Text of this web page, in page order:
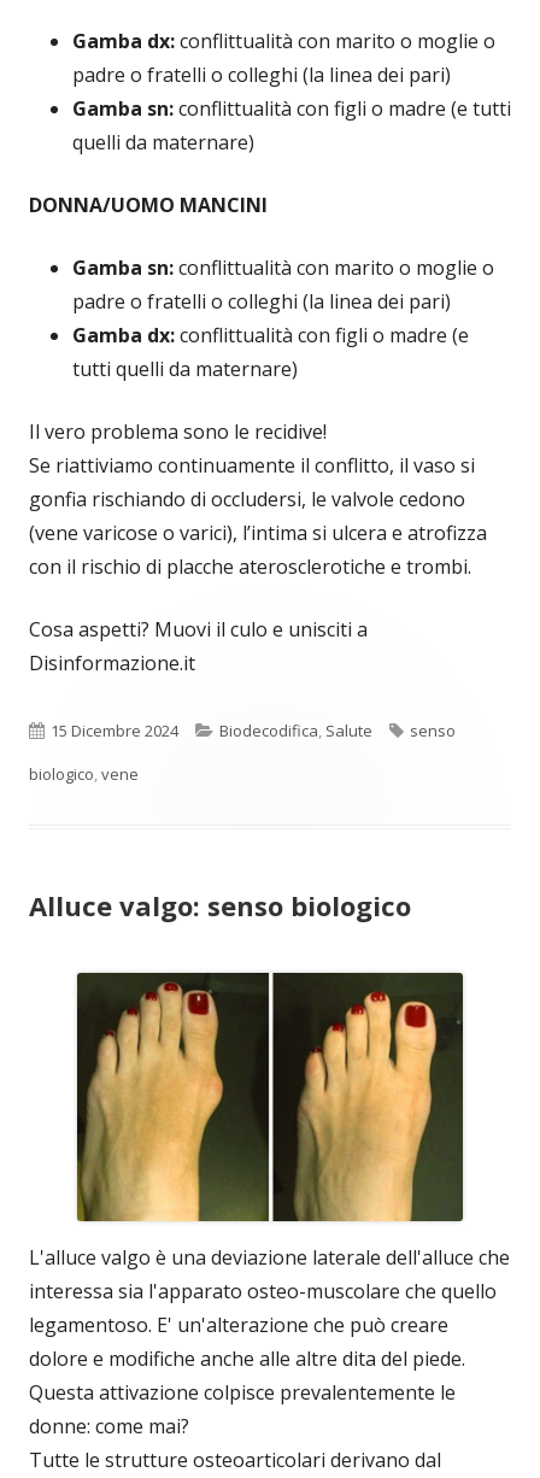
Gamba dx:conflittualità con marito o moglie o
padre o fratelli o colleghi (la linea dei pari)
Gamba sn:conflittualità con figli o madre (e tutti
quelli da maternare)
DONNA/UOMO MANCINI
Gamba sn:conflittualità con marito o moglie o
padre o fratelli o colleghi (la linea dei pari)
Gamba dx:conflittualità con figli o madre (e
tutti quelli da maternare)
Il vero problema sono le recidive!
Se riattiviamo continuamente il conflitto, il vaso si
gonfia rischiando di occludersi, le valvole cedono
(vene varicose o varici), l’intima si ulcera e atrofizza
con il rischio di placche aterosclerotiche e trombi.
Cosa aspetti? Muovi il culo e unisciti a
Disinformazione.it
Pubblicato
15 Dicembre 2024 Categorie
Biodecodifica, Salute Tag
senso
biologico,vene
Alluce valgo: senso biologico
L'alluce valgo è una deviazione laterale dell'alluce che
interessa sia l'apparato osteo-muscolare che quello
legamentoso. E' un'alterazione che può creare
dolore e modifiche anche alle altre dita del piede.
Questa attivazione colpisce prevalentemente le
donne: come mai?
Tutte le strutture osteoarticolari derivano dal